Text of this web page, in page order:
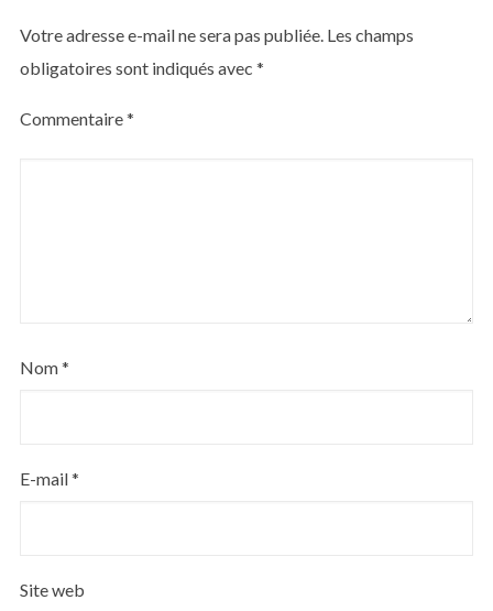
Votre adresse e-mail ne sera pas publiée. Les champs
obligatoires sont indiqués avec *
Commentaire*
Nom*
E-mail*
Site web